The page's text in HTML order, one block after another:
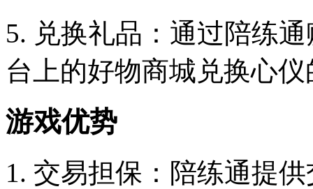
5. 兑换礼品：通过陪练
台上的好物商城兑换心
游戏优势
1. 交易担保：陪练通提